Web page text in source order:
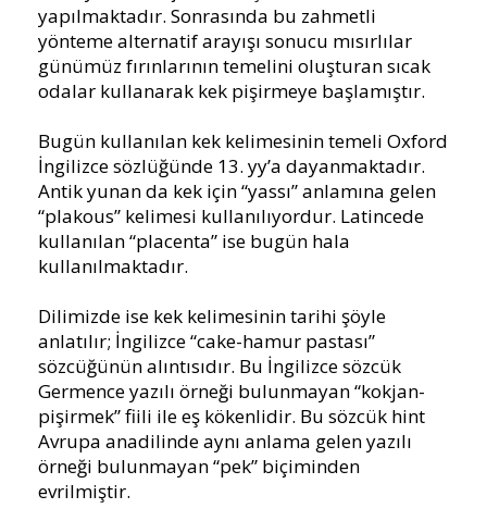
yapılmaktadır. Sonrasında bu zahmetli
yönteme alternatif arayışı sonucu mısırlılar
günümüz fırınlarının temelini oluşturan sıcak
odalar kullanarak kek pişirmeye başlamıştır.
Bugün kullanılan kek kelimesinin temeli Oxford
İngilizce sözlüğünde 13. yy’a dayanmaktadır.
Antik yunan da kek için “yassı” anlamına gelen
“plakous” kelimesi kullanılıyordur. Latincede
kullanılan “placenta” ise bugün hala
kullanılmaktadır.
Dilimizde ise kek kelimesinin tarihi şöyle
anlatılır; İngilizce “cake-hamur pastası”
sözcüğünün alıntısıdır. Bu İngilizce sözcük
Germence yazılı örneği bulunmayan “kokjan-
pişirmek” fiili ile eş kökenlidir. Bu sözcük hint
Avrupa anadilinde aynı anlama gelen yazılı
örneği bulunmayan “pek” biçiminden
evrilmiştir.